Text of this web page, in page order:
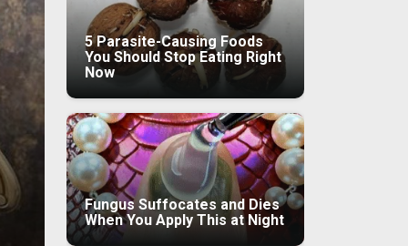
5 Parasite-Causing Foods
You Should Stop Eating Right
Now
Fungus Suffocates and Dies
When You Apply This at Night